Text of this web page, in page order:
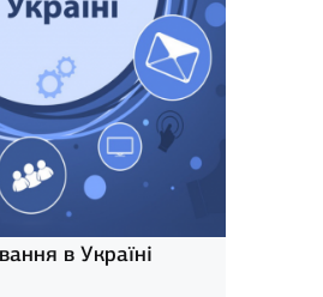
в Україні